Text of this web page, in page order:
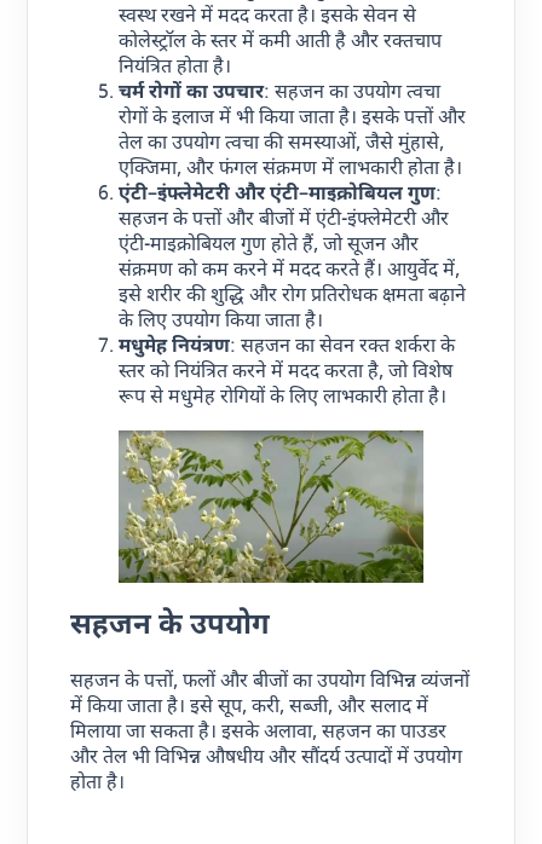
स्वस्थ रखने में मदद करता है। इसके सेवन से
कोलेस्ट्रॉल के स्तर में कमी आती है और रक्तचाप
नियंत्रित होता है।
चर्मरोगों का उपचार: सहजन का उपयोग त्वचा
रोगों के इलाज में भी किया जाता है। इसके पत्तों और
तेल का उपयोग त्वचा की समस्याओं, जैसे मुंहासे,
एक्जिमा, और फंगल संक्रमण में लाभकारी होता है।
एंटी–इंफ्लेमेटरी औरएंटी–माइक्रोबियल गुण:
सहजन के पत्तों और बीजों में एंटी-इंफ्लेमेटरी और
एंटी-माइक्रोबियल गुण होते हैं, जो सूजन और
संक्रमण को कम करने में मदद करते हैं। आयुर्वेद में,
इसे शरीर की शुद्धि और रोग प्रतिरोधक क्षमता बढ़ाने
के लिए उपयोग किया जाता है।
मधुमेहनियंत्रण: सहजन का सेवन रक्त शर्करा के
स्तर को नियंत्रित करने में मदद करता है, जो विशेष
रूप से मधुमेह रोगियों के लिए लाभकारी होता है।
सहजनकेउपयोग
सहजन के पत्तों, फलों और बीजों का उपयोग विभिन्न व्यंजनों
में किया जाता है। इसे सूप, करी, सब्जी, और सलाद में
मिलाया जा सकता है। इसके अलावा, सहजन का पाउडर
और तेल भी विभिन्न औषधीय और सौंदर्य उत्पादों में उपयोग
होता है।